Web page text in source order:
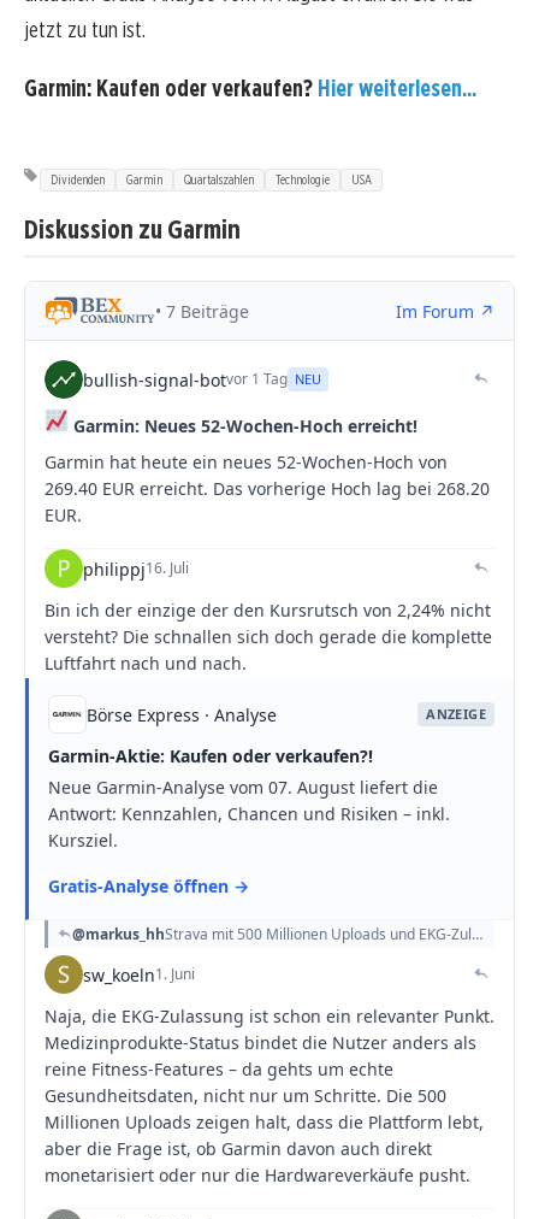
jetzt zu tun ist.
Garmin: Kaufen oder verkaufen? Hier weiterlesen...
Dividenden Garmin Quartalszahlen Technologie USA
Diskussion zu Garmin